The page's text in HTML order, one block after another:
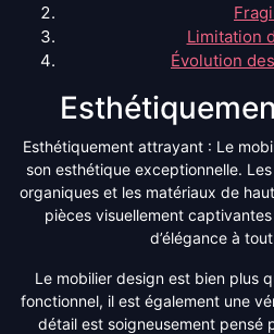
Limitation
Évolution
Esthétiquement attrayant : Le
son esthétique exceptionnelle.
organiques et les matériaux de
pièces visuellement
d’élégance à
Le mobilier design est bien plus
fonctionnel, il est également une
détail est soigneusement pensé